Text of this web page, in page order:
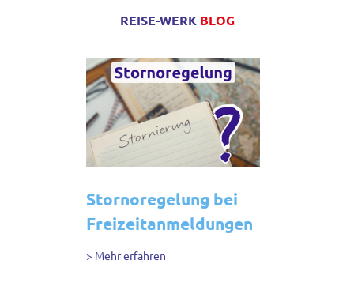
REISE-WERK BLOG
Stornoregelung bei
Freizeitanmeldungen
> Mehr erfahren